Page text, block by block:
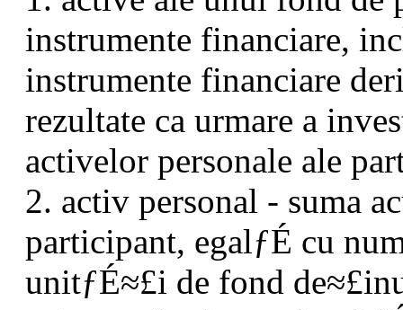
instrumente financiare,
instrumente financiare
rezultate ca urmare a
activelor personale ale
2. activ personal - suma
participant, egalƒÉ cu
unitƒÉ≈£i de fond